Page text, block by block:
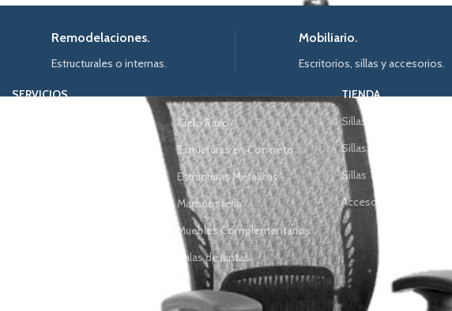
Remodelaciones.
Estructurales o internas.
Mobiliario.
Escritorios, sillas y accesorios.
SERVICIOS
Cielo Raso
Estructuras en Concreto
Estructuras Métalicas
Mamposteria
Muebles Complementarios
Salas de Juntas
TIENDA
Sillas Ejecutivas
Sillas Operativas
Sillas Tandem
Accesorios